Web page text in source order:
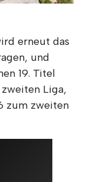
erneut das
und
19. Titel
Liga,
zum zweiten